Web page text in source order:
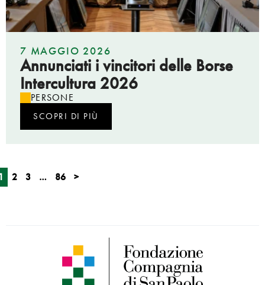
7 MAGGIO 2026
Annunciati i vincitori delle Borse
Intercultura 2026
PERSONE
SCOPRI DI PIÙ
2 3 … 86 >